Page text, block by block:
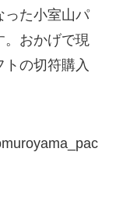
った小室山パ
。おかげで現
の切符購入